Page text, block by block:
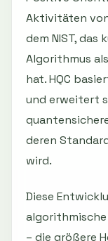
Aktivitäten
dem NIST, das
Algorithmus
hat. HQC
und erweitert
deren
wird.
Diese
algorithmische
– die größere